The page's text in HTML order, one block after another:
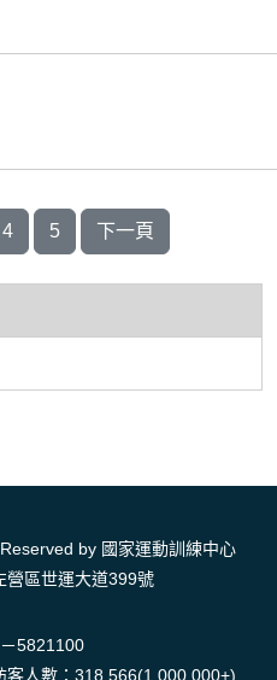
4 5 下一頁
by 國家運動訓練中心
營區世運大道399號
5821100
人數：318,566(1,000,000+)